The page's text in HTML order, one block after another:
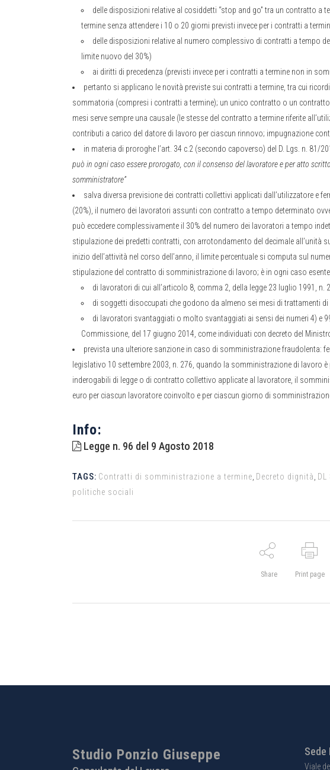
delle disposizioni relative al cosiddetti “stop and go” tra un contratto a
termine senza attendere i 10 o 20 giorni previsti invece per i contratti a
delle disposizioni relative al numero complessivo di contratti a tempo
limite nuovo del 30%)
ai diritti di precedenza (previsti invece per i contratti a termine non in
pertanto si applicano le novità previste sui contratti a termine, tra cui
sommatoria (compresi i contratti a termine); un unico contratto o un
mesi serve sempre una causale (le stesse del contratto a termine riferite
contributi a carico del datore di lavoro per ciascun rinnovo; impugnazione
in materia di proroghe l’art. 34 c.2 (secondo capoverso) del D. Lgs. n. 81/
può in ogni caso essere prorogato, con il consenso del lavoratore e per atto
somministratore”
salva diversa previsione dei contratti collettivi applicati dall’utilizzatore e
(20%), il numero dei lavoratori assunti con contratto a tempo determinato
può eccedere complessivamente il 30% del numero dei lavoratori a tempo
stipulazione dei predetti contratti, con arrotondamento del decimale all’unità
inizio dell’attività nel corso dell’anno, il limite percentuale si computa sul
stipulazione del contratto di somministrazione di lavoro; è in ogni caso
di lavoratori di cui all’articolo 8, comma 2, della legge 23 luglio 1991, n.
di soggetti disoccupati che godono da almeno sei mesi di trattamenti
di lavoratori svantaggiati o molto svantaggiati ai sensi dei numeri 4) e
Commissione, del 17 giugno 2014, come individuati con decreto del
prevista una ulteriore sanzione in caso di somministrazione fraudolenta:
legislativo 10 settembre 2003, n. 276, quando la somministrazione di lavoro
inderogabili di legge o di contratto collettivo applicate al lavoratore, il
euro per ciascun lavoratore coinvolto e per ciascun giorno di
Info:
Legge n. 96 del 9 Agosto 2018
TAGS: Contratti di somministrazione a termine Decreto dignità
politiche sociali
Share Print page
Studio Ponzio Giuseppe Sede
Viale